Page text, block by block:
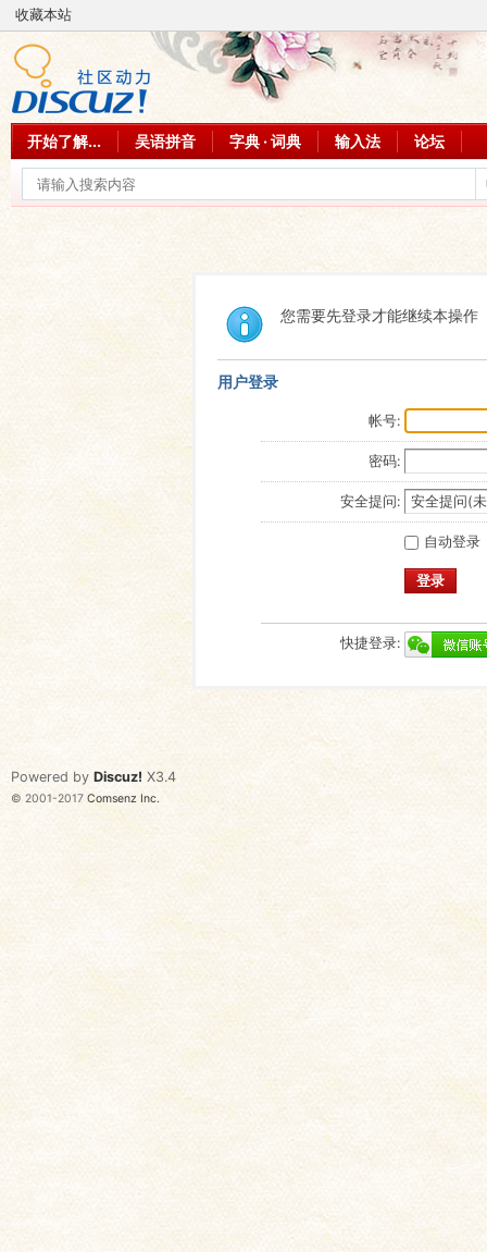
收藏本站
开始了解... 吴语拼音 字典 · 词典 输入法 论坛
您需要先登录才能继续本操作
用户登录
帐号:
密码:
安全提问:
自动登录
登录
快捷登录:
Powered by Discuz! X3.4
© 2001-2017 Comsenz Inc.